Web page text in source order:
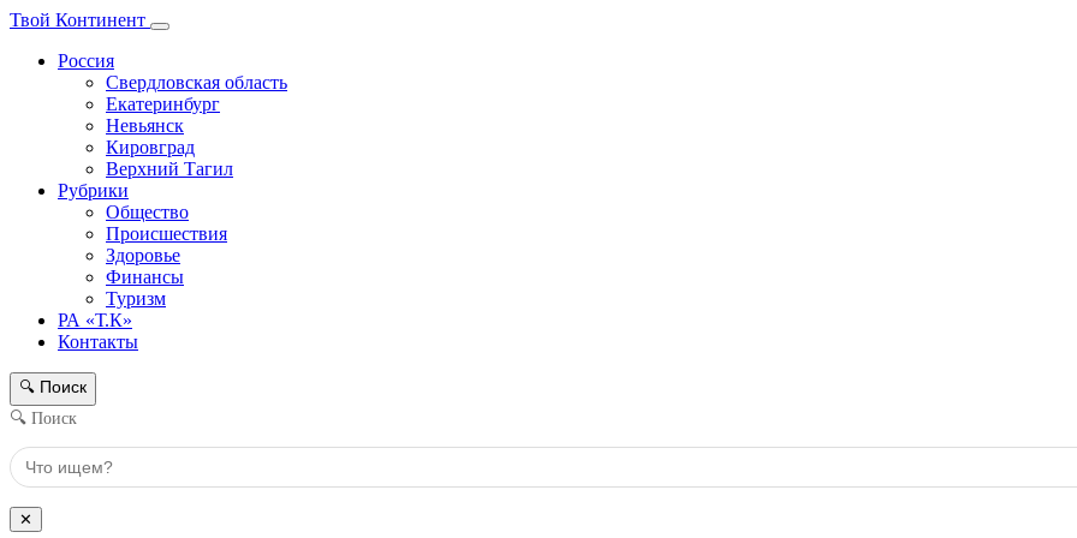
Твой Континент
Россия
Свердловская область
Екатеринбург
Невьянск
Кировград
Верхний Тагил
Рубрики
Общество
Происшествия
Здоровье
Финансы
Туризм
РА «Т.К»
Контакты
🔍 Поиск
🔍 Поиск
✕